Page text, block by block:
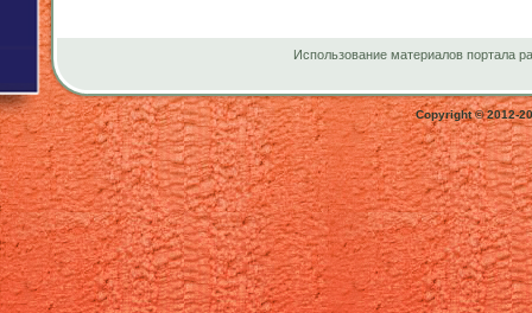
Использование материалов портала
Copyright © 2012-